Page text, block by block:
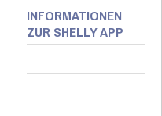
INFORMATIONEN
ZUR SHELLY APP